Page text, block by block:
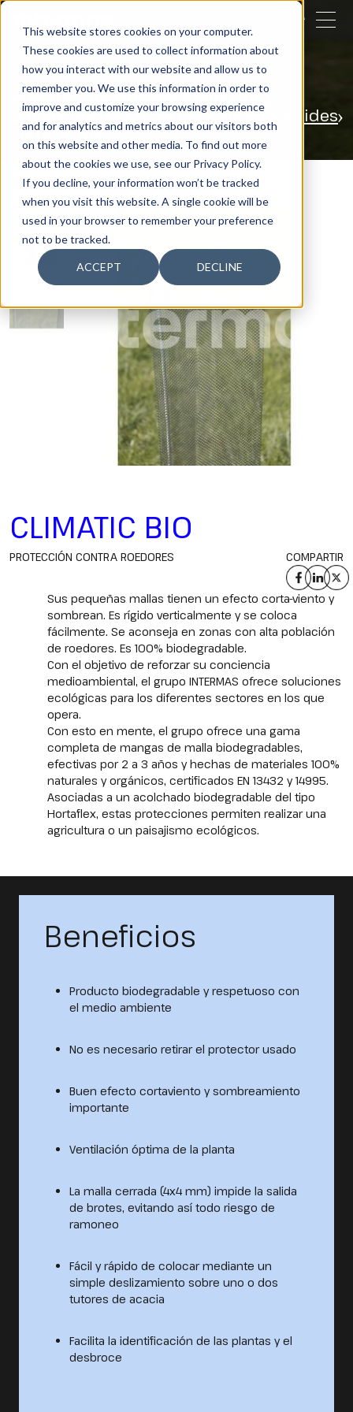
This website stores cookies on your computer.
These cookies are used to collect information about
how you interact with our website and allow us to
remember you. We use this information in order to
improve and customize your browsing experience
and for analytics and metrics about our visitors both
on this website and other media. To find out more
about the cookies we use, see our Privacy Policy.
If you decline, your information won’t be tracked
when you visit this website. A single cookie will be
used in your browser to remember your preference
not to be tracked.
ACCEPT DECLINE
BUSCAR
CERRAR
Nuestras actividades Agricultura
Protección Premium para árboles y vides
Climatic Bio
CLIMATIC BIO
PROTECCIÓN CONTRA ROEDORES COMPARTIR
Sus pequeñas mallas tienen un efecto corta-viento y
sombrean. Es rígido verticalmente y se coloca
fácilmente. Se aconseja en zonas con alta población
de roedores. Es 100% biodegradable.
Con el objetivo de reforzar su conciencia
medioambiental, el grupo INTERMAS ofrece soluciones
ecológicas para los diferentes sectores en los que
opera.
Con esto en mente, el grupo ofrece una gama
completa de mangas de malla biodegradables,
efectivas por 2 a 3 años y hechas de materiales 100%
naturales y orgánicos, certificados EN 13432 y 14995.
Asociadas a un acolchado biodegradable del tipo
Hortaflex, estas protecciones permiten realizar una
agricultura o un paisajismo ecológicos.
Beneficios
Producto biodegradable y respetuoso con
el medio ambiente
No es necesario retirar el protector usado
Buen efecto cortaviento y sombreamiento
importante
Ventilación óptima de la planta
La malla cerrada (4x4 mm) impide la salida
de brotes, evitando así todo riesgo de
ramoneo
Fácil y rápido de colocar mediante un
simple deslizamiento sobre uno o dos
tutores de acacia
Facilita la identificación de las plantas y el
desbroce